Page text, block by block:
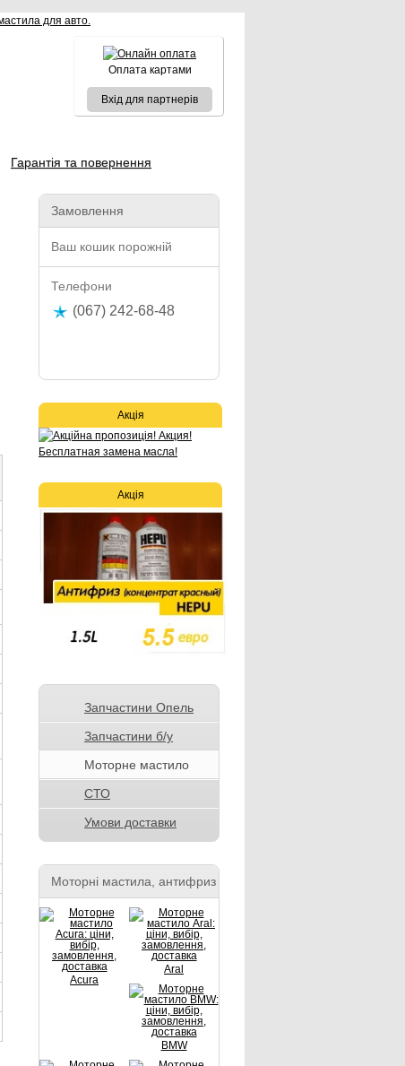
Оплата картами
Вхід для партнерів
Гарантія та повернення
Замовлення
Ваш кошик порожній
Телефони
(067) 242-68-48
Акція
Акція
Запчастини Опель
Запчастини б/у
Моторне мастило
СТО
Умови доставки
Моторні мастила, антифриз
Acura
Aral
BMW